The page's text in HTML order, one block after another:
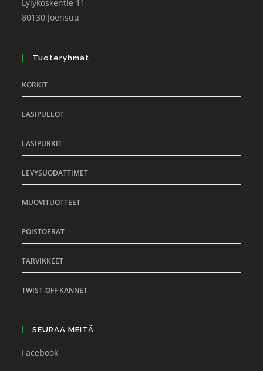
Lylykoskentie 11
80130 Joensuu
Tuoteryhmät
KORKIT
LASIPULLOT
LASIPURKIT
LEVYSUODATTIMET
MUOVITUOTTEET
POISTOERÄT
TARVIKKEET
TWIST-OFF KANNET
SEURAA MEITÄ
Facebook